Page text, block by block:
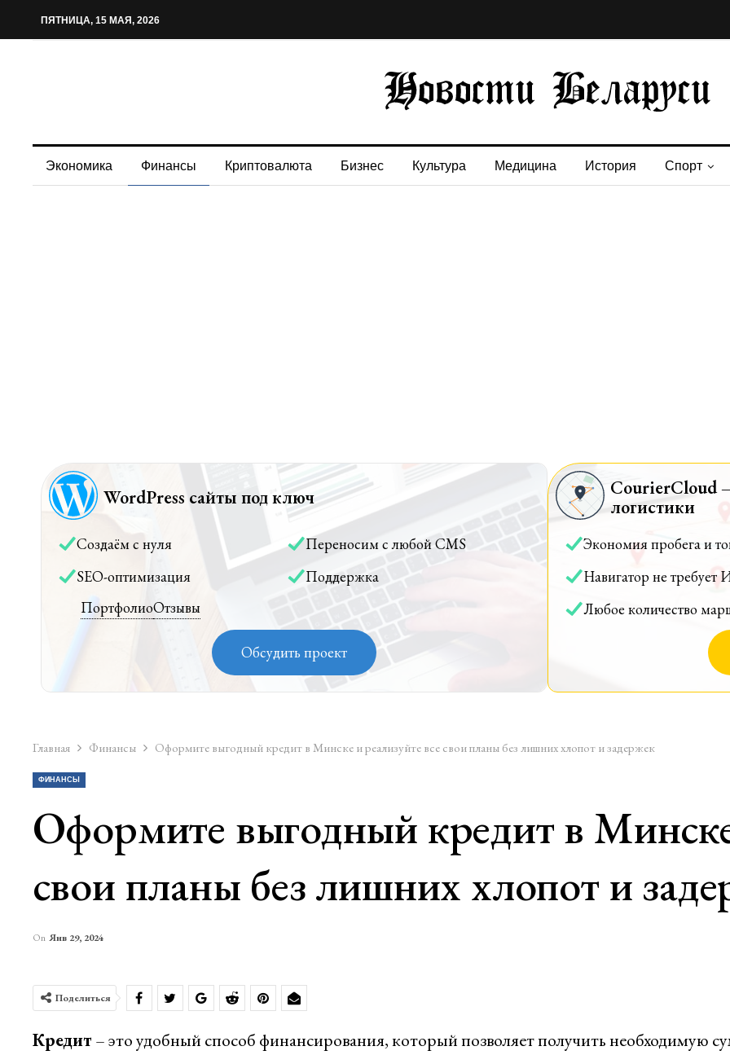
ПЯТНИЦА, 15 МАЯ, 2026
Экономика Финансы Криптовалюта Бизнес Культура Медицина История Спорт
WordPress сайты под ключ
Создаём с нуля
Переносим с любой CMS
SEO-оптимизация
Поддержка
ПортфолиоОтзывы
Обсудить проект
CourierCloud
логистики
Экономия пробега и
Навигатор не требует
Любое количество
Главная Финансы Оформите выгодный кредит в Минске и реализуйте все свои планы без лишних хлопот и задержек
ФИНАНСЫ
Оформите выгодный кредит в Минске
свои планы без лишних хлопот и
On Янв 29, 2024
Поделиться
Кредит – это удобный способ финансирования, который позволяет получить необходимую